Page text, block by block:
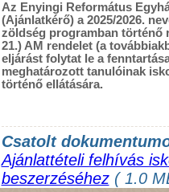
Az Enyingi Református
(Ajánlatkérő) a 2025/2026.
zöldség programban történő
21.) AM rendelet (a
eljárást folytat le a
meghatározott tanulóinak
történő ellátására.
Csatolt
Ajánlattételi felhívás
beszerzéséhez( 1.0